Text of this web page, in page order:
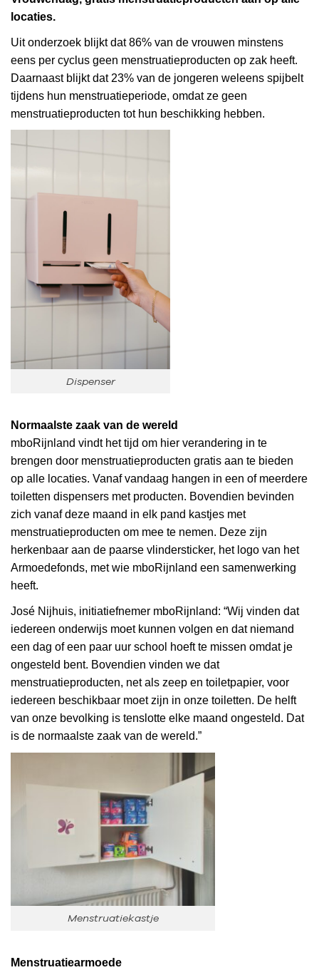
locaties.
Uit onderzoek blijkt dat 86% van de vrouwen minstens
eens per cyclus geen menstruatieproducten op zak heeft.
Daarnaast blijkt dat 23% van de jongeren weleens spijbelt
tijdens hun menstruatieperiode, omdat ze geen
menstruatieproducten tot hun beschikking hebben.
Dispenser
Normaalste zaak van de wereld
mboRijnland vindt het tijd om hier verandering in te
brengen door menstruatieproducten gratis aan te bieden
op alle locaties. Vanaf vandaag hangen in een of meerdere
toiletten dispensers met producten. Bovendien bevinden
zich vanaf deze maand in elk pand kastjes met
menstruatieproducten om mee te nemen. Deze zijn
herkenbaar aan de paarse vlindersticker, het logo van het
Armoedefonds, met wie mboRijnland een samenwerking
heeft.
José Nijhuis, initiatiefnemer mboRijnland: “Wij vinden dat
iedereen onderwijs moet kunnen volgen en dat niemand
een dag of een paar uur school hoeft te missen omdat je
ongesteld bent. Bovendien vinden we dat
menstruatieproducten, net als zeep en toiletpapier, voor
iedereen beschikbaar moet zijn in onze toiletten. De helft
van onze bevolking is tenslotte elke maand ongesteld. Dat
is de normaalste zaak van de wereld.”
Menstruatiekastje
Menstruatiearmoede